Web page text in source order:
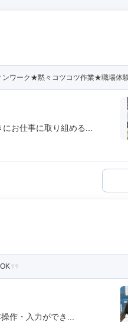
ワーク★黙々コツコツ作業★職場体
お仕事に取り組める...
作・入力ができ...